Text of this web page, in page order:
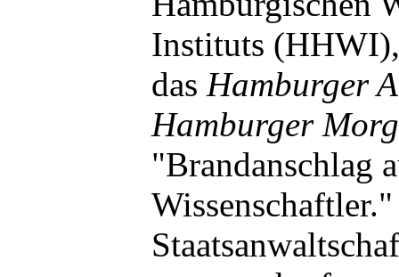
Instituts
das Hamburger
Hamburger
"Brandanschlag